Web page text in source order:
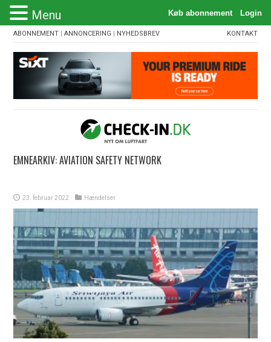
ABONNEMENT |ANNONCERING | NYHEDSBREV KONTAKT
EMNEARKIV:AVIATION SAFETY NETWORK
23. februar 2022 Hændelser
Menu